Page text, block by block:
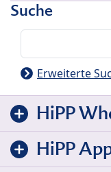
Suche
Erweiterte
HiPP
HiPP